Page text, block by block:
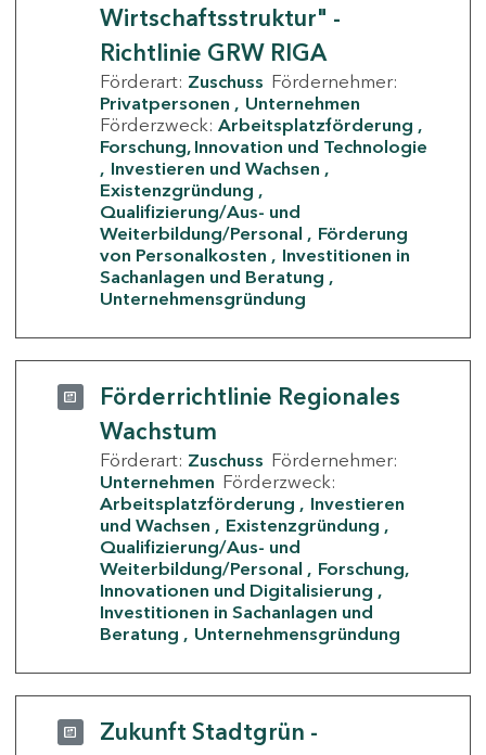
Wirtschaftsstruktur" -
Richtlinie GRW RIGA
Förderart: Zuschuss Fördernehmer:
Privatpersonen
Unternehmen
Förderzweck: Arbeitsplatzförderung
Forschung, Innovation und Technologie
Investieren und Wachsen
Existenzgründung
Qualifizierung/Aus- und
Weiterbildung/Personal
Förderung
von Personalkosten
Investitionen in
Sachanlagen und Beratung
Unternehmensgründung
Förderrichtlinie Regionales
Wachstum
Förderart: Zuschuss Fördernehmer:
Unternehmen Förderzweck:
Arbeitsplatzförderung
Investieren
und Wachsen
Existenzgründung
Qualifizierung/Aus- und
Weiterbildung/Personal
Forschung,
Innovationen und Digitalisierung
Investitionen in Sachanlagen und
Beratung
Unternehmensgründung
Zukunft Stadtgrün -